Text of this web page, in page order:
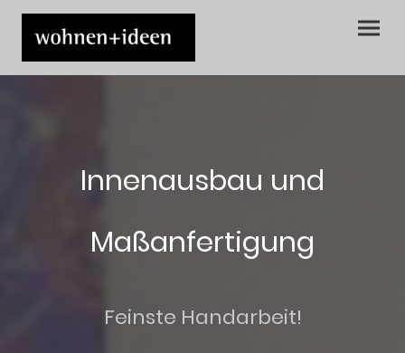
Innenausbau und
Maßanfertigung
Feinste Handarbeit!